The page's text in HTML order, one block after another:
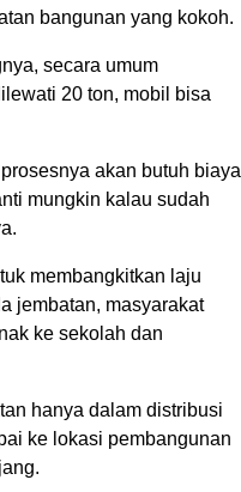
bangunan yang kokoh.
secara umum
20 ton, mobil bisa
akan butuh biaya
mungkin kalau sudah
membangkitkan laju
jembatan, masyarakat
ke sekolah dan
hanya dalam distribusi
ke lokasi pembangunan